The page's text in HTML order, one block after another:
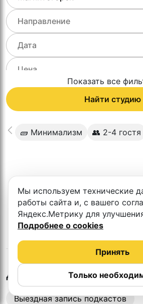
Показать все
Найти студию
🧱 Минимализм 👥 2-4 гостя
студии
Другие студии в
Выездная запись подкастов
Мы используем технические
работы сайта и, с вашего
Яндекс.Метрику для
Подробнее о cookies
Только
Принять